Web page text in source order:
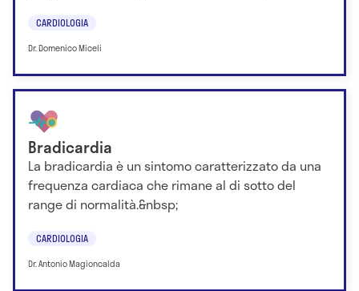
CARDIOLOGIA
Dr. Domenico Miceli
Bradicardia
La bradicardia è un sintomo caratterizzato da una
frequenza cardiaca che rimane al di sotto del
range di normalità.&nbsp;
CARDIOLOGIA
Dr. Antonio Magioncalda